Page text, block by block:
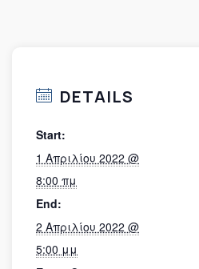
DETAILS
Start:
1 Απριλίου 2022 @
8:00 πμ
End:
2 Απριλίου 2022 @
5:00 μμ